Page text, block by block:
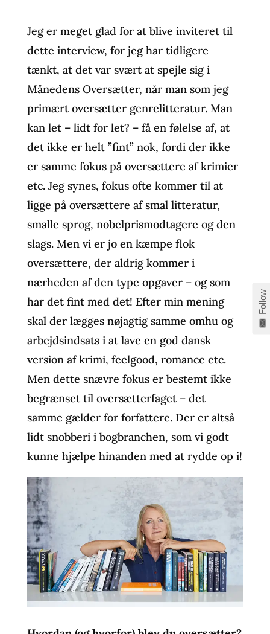
Jeg er meget glad for at blive inviteret til
dette interview, for jeg har tidligere
tænkt, at det var svært at spejle sig i
Månedens Oversætter, når man som jeg
primært oversætter genrelitteratur. Man
kan let – lidt for let? – få en følelse af, at
det ikke er helt ”fint” nok, fordi der ikke
er samme fokus på oversættere af krimier
etc. Jeg synes, fokus ofte kommer til at
ligge på oversættere af smal litteratur,
smalle sprog, nobelprismodtagere og den
slags. Men vi er jo en kæmpe flok
oversættere, der aldrig kommer i
nærheden af den type opgaver – og som
har det fint med det! Efter min mening
skal der lægges nøjagtig samme omhu og
arbejdsindsats i at lave en god dansk
version af krimi, feelgood, romance etc.
Men dette snævre fokus er bestemt ikke
begrænset til oversætterfaget – det
samme gælder for forfattere. Der er altså
lidt snobberi i bogbranchen, som vi godt
kunne hjælpe hinanden med at rydde op i!
Follow